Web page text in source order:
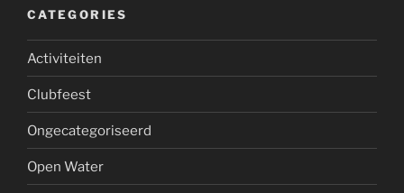
CATEGORIES
Activiteiten
Clubfeest
Ongecategoriseerd
Open Water